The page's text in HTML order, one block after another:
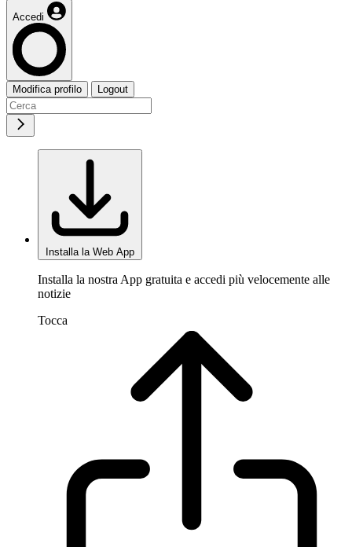
Accedi
Modifica profilo Logout
Installa la Web App
Installa la nostra App gratuita e accedi più velocemente alle
notizie
Tocca